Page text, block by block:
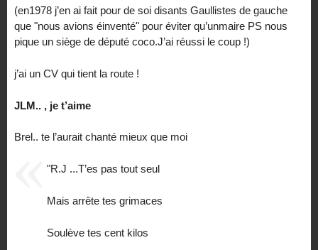
(en1978 j’en ai fait pour de soi disants Gaullistes de gauche
que "nous avions éinventé" pour éviter qu’unmaire PS nous
pique un siège de député coco.J’ai réussi le coup !)
j’ai un CV qui tient la route !
JLM.. , je t’aime
Brel.. te l’aurait chanté mieux que moi
"R.J ...T’es pas tout seul
Mais arrête tes grimaces
Soulève tes cent kilos